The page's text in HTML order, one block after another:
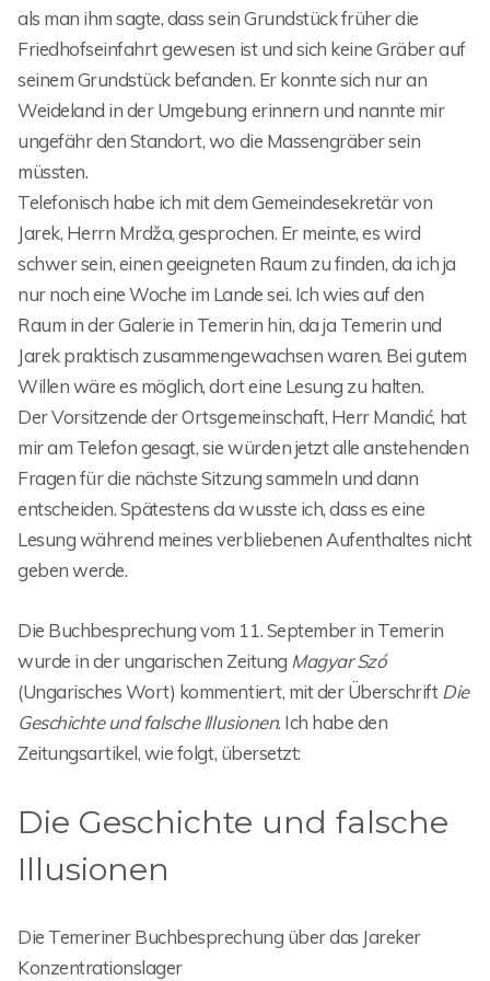
als man ihm sagte, dass sein Grundstück früher die
Friedhofseinfahrt gewesen ist und sich keine Gräber auf
seinem Grundstück befanden. Er konnte sich nur an
Weideland in der Umgebung erinnern und nannte mir
ungefähr den Standort, wo die Massengräber sein
müssten.
Telefonisch habe ich mit dem Gemeindesekretär von
Jarek, Herrn Mrdža, gesprochen. Er meinte, es wird
schwer sein, einen geeigneten Raum zu finden, da ich ja
nur noch eine Woche im Lande sei. Ich wies auf den
Raum in der Galerie in Temerin hin, da ja Temerin und
Jarek praktisch zusammengewachsen waren. Bei gutem
Willen wäre es möglich, dort eine Lesung zu halten.
Der Vorsitzende der Ortsgemeinschaft, Herr Mandić, hat
mir am Telefon gesagt, sie würden jetzt alle anstehenden
Fragen für die nächste Sitzung sammeln und dann
entscheiden. Spätestens da wusste ich, dass es eine
Lesung während meines verbliebenen Aufenthaltes nicht
geben werde.
Die Buchbesprechung vom 11. September in Temerin
wurde in der ungarischen Zeitung Magyar Szó
(Ungarisches Wort) kommentiert, mit der ÜberschriftDie
Geschichte und falsche Illusionen. Ich habe den
Zeitungsartikel, wie folgt, übersetzt:
Die Geschichte und falsche
Illusionen
Die Temeriner Buchbesprechung über das Jareker
Konzentrationslager